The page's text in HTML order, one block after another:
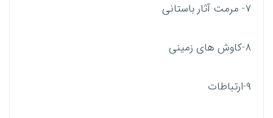
۷- مرمت آثار باستانی
۸-کاوش های زمینی
۹-ارتباطات